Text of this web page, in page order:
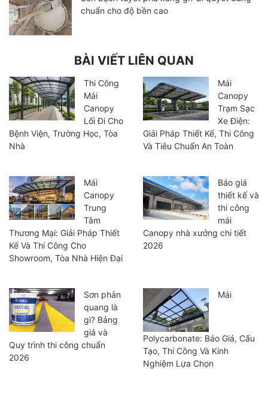
chuẩn cho độ bền cao
BÀI VIẾT LIÊN QUAN
Thi Công
Mái
Canopy
Lối Đi Cho
Bệnh Viện, Trường Học, Tòa
Nhà
Mái
Canopy
Trạm Sạc
Xe Điện:
Giải Pháp Thiết Kế, Thi Công
Và Tiêu Chuẩn An Toàn
Mái
Canopy
Trung
Tâm
Thương Mại: Giải Pháp Thiết
Kế Và Thi Công Cho
Showroom, Tòa Nhà Hiện Đại
Báo giá
thiết kế và
thi công
mái
Canopy nhà xưởng chi tiết
2026
Sơn phản
quang là
gì? Bảng
giá và
Quy trình thi công chuẩn
2026
Mái
Polycarbonate: Báo Giá, Cấu
Tạo, Thi Công Và Kinh
Nghiệm Lựa Chọn